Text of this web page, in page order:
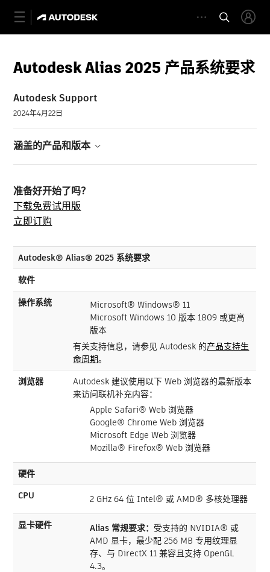
Autodesk Alias 2025 产品系统要求
Autodesk Support
2024年4月22日
涵盖的产品和版本
准备好开始了吗？
下载免费试用版
立即订购
Autodesk® Alias® 2025 系统要求
软件
操作系统
Microsoft® Windows® 11
Microsoft Windows 10 版本 1809 或更高
版本
有关支持信息，请参见 Autodesk 的产品支持生
命周期。
浏览器
Autodesk 建议使用以下 Web 浏览器的最新版本
来访问联机补充内容：
Apple Safari® Web 浏览器
Google® Chrome Web 浏览器
Microsoft Edge Web 浏览器
Mozilla® Firefox® Web 浏览器
硬件
CPU
2 GHz 64 位 Intel® 或 AMD® 多核处理器
显卡硬件 Alias 常规要求： 受支持的 NVIDIA® 或
AMD 显卡，最少配 256 MB 专用纹理显
存、与 DirectX 11 兼容且支持 OpenGL
4.3。